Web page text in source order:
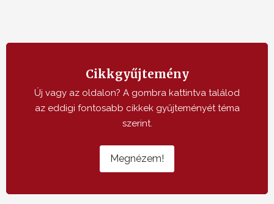
Cikkgyűjtemény
Új vagy az oldalon? A gombra kattintva találod
az eddigi fontosabb cikkek gyűjteményét téma
szerint.
Megnézem!